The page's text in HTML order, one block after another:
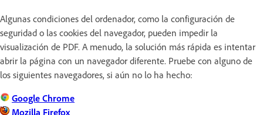
Algunas condiciones del ordenador, como la configuración de
seguridad o las cookies del navegador, pueden impedir la
visualización de PDF. A menudo, la solución más rápida es intentar
abrir la página con un navegador diferente. Pruebe con alguno de
los siguientes navegadores, si aún no lo ha hecho:
Google Chrome
Mozilla Firefox